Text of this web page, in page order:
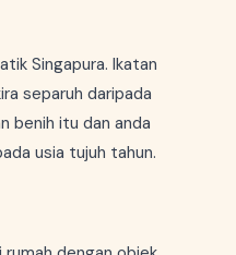
Singapura. Ikatan
separuh daripada
benih itu dan anda
usia tujuh tahun.